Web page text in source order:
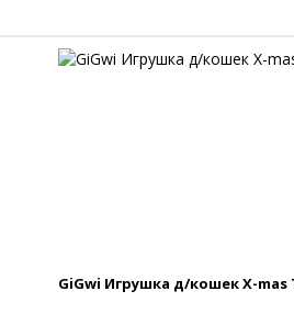
GiGwi Игрушка д/кошек X-